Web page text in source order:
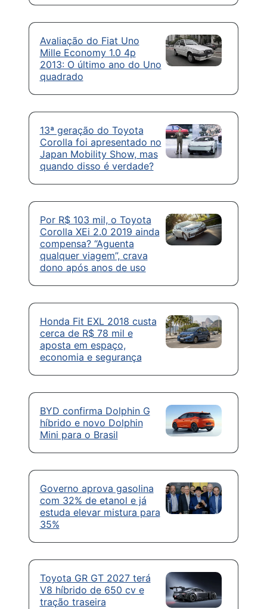
Avaliação do Fiat Uno
Mille Economy 1.0 4p
2013: O último ano do Uno
quadrado
13ª geração do Toyota
Corolla foi apresentado no
Japan Mobility Show, mas
quando disso é verdade?
Por R$ 103 mil, o Toyota
Corolla XEi 2.0 2019 ainda
compensa? “Aguenta
qualquer viagem”, crava
dono após anos de uso
Honda Fit EXL 2018 custa
cerca de R$ 78 mil e
aposta em espaço,
economia e segurança
BYD confirma Dolphin G
híbrido e novo Dolphin
Mini para o Brasil
Governo aprova gasolina
com 32% de etanol e já
estuda elevar mistura para
35%
Toyota GR GT 2027 terá
V8 híbrido de 650 cv e
tração traseira